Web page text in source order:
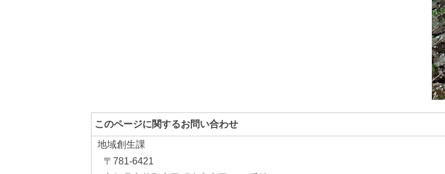
このページに関するお問い合わせ
地域創生課
〒781-6421